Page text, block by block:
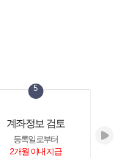
5
계좌정보 검토
등록일로부터
2개월 이내 지급